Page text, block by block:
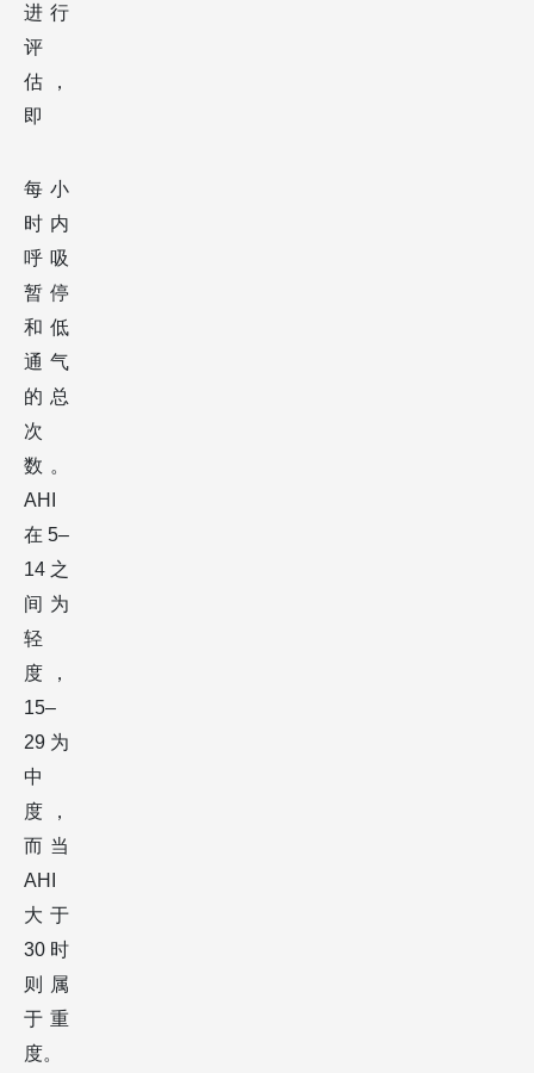
进行
评
估，
即
每小
时内
呼吸
暂停
和低
通气
的总
次
数。
AHI
在5–
14之
间为
轻
度，
15–
29为
中
度，
而当
AHI
大于
30时
则属
于重
度。